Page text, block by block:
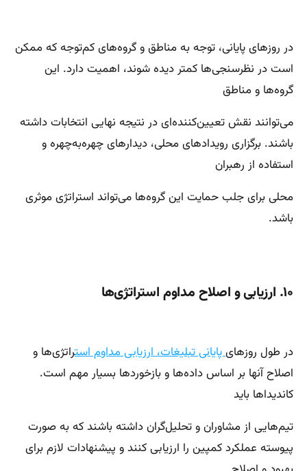
در روزهای پایانی، توجه به مناطق و گروه‌های کم‌توجه که ممکن
است در نظرسنجی‌ها کمتر دیده شوند، اهمیت دارد. این
گروه‌ها و مناطق
می‌توانند نقش تعیین‌کننده‌ای در نتیجه نهایی انتخابات داشته
باشند. برگزاری رویدادهای محلی، دیدارهای چهره‌به‌چهره و
استفاده از رهبران
محلی برای جلب حمایت این گروه‌ها می‌تواند استراتژی موثری
باشد.
۱۰. ارزیابی و اصلاح مداوم استراتژی‌ها
در طول روزهایپایانی تبلیغات، ارزیابی مداوم استراتژی‌ها و
اصلاح آنها بر اساس داده‌ها و بازخوردها بسیار مهم است.
کاندیداها باید
تیم‌هایی از مشاوران و تحلیل‌گران داشته باشند که به صورت
پیوسته عملکرد کمپین را ارزیابی کنند و پیشنهادات لازم برای